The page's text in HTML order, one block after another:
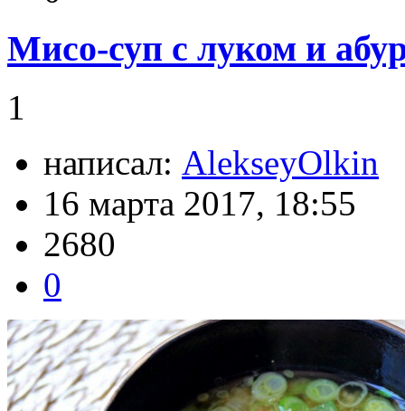
Мисо-суп с луком и
1
написал: AlekseyOlkin
16 марта 2017, 18:55
2680
0